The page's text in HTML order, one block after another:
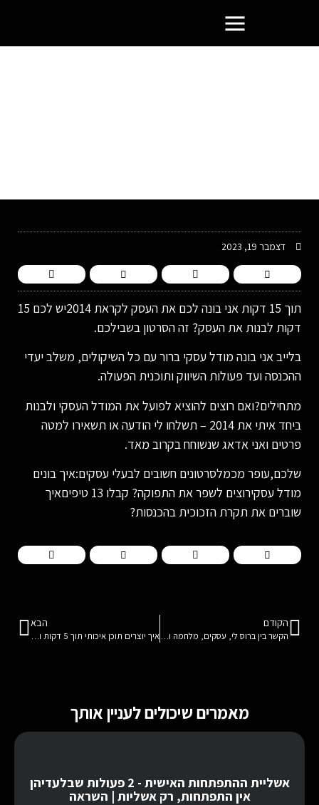
דצמבר 19, 2023
תוך 15 דקות אני בונה לכם את העסק לקראת 2014יש לכם 15
דקות לבנות את העסק? זה הסרטון בשבילכם.
בלייב אני בונה מודל עסקי ברור עם כל השיקולים, משלב יעדי
ההכנסה ועד פעולות השיווק ותוכנית הפעולה.
מתחילים?ואם רוצים להוציא לפועל את המודל העסקי ולבנות
ביחד איתי את 2014 – תשלחו לי הודעה או תשאירו למטה
פרטים ואני אדאג שנשוחח בקרוב מאד.
שלכם,עופר מכמלסרטונים חשובים לבעלי עסקים:איך בונים
מודל עסקירוצים לשפר את התפוקה? קבלו 13 טיפיםאיך
שוברים את תקרת הזכוכית בהכנסות?
הקודם
הקשר בין ברוס לי, עסקים, מלחמה ועצי אלון – 6 צעדים קריטיים לעסק שלכם
הבא
איך יוצרים תוכן איכותי תוך 5 דקות וכמה פעמים שרק רוצים?
מאמרים שיכולים לעניין אותך
אשליית ההתפתחות האישית - 2 פעולות שבלעדיהן
אין התפתחות, רק אשליות | השראה